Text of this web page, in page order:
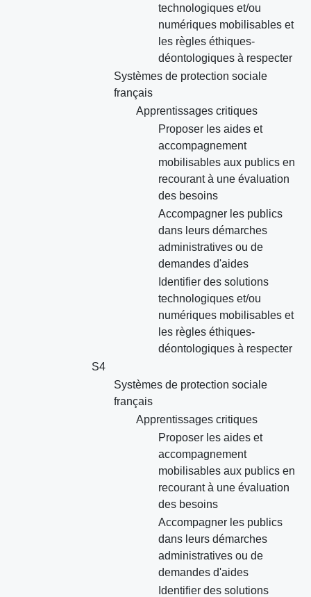
technologiques et/ou
numériques mobilisables et
les règles éthiques-
déontologiques à respecter
Systèmes de protection sociale
français
Apprentissages critiques
Proposer les aides et
accompagnement
mobilisables aux publics en
recourant à une évaluation
des besoins
Accompagner les publics
dans leurs démarches
administratives ou de
demandes d'aides
Identifier des solutions
technologiques et/ou
numériques mobilisables et
les règles éthiques-
déontologiques à respecter
S4
Systèmes de protection sociale
français
Apprentissages critiques
Proposer les aides et
accompagnement
mobilisables aux publics en
recourant à une évaluation
des besoins
Accompagner les publics
dans leurs démarches
administratives ou de
demandes d'aides
Identifier des solutions